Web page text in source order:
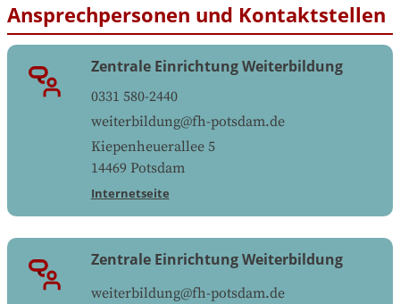
Ansprechpersonen und Kontaktstellen
Zentrale Einrichtung Weiterbildung
0331 580-2440
weiterbildung@fh-potsdam.de
Kiepenheuerallee 5
14469 Potsdam
Internetseite
Zentrale Einrichtung Weiterbildung
weiterbildung@fh-potsdam.de